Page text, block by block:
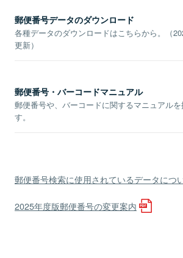
郵便番号データのダウンロード
各種データのダウンロードはこちらから。（
更新）
郵便番号・バーコードマニュアル
郵便番号や、バーコードに関するマニュアルを
す。
郵便番号検索に使用されているデータにつ
2025年度版郵便番号の変更案内